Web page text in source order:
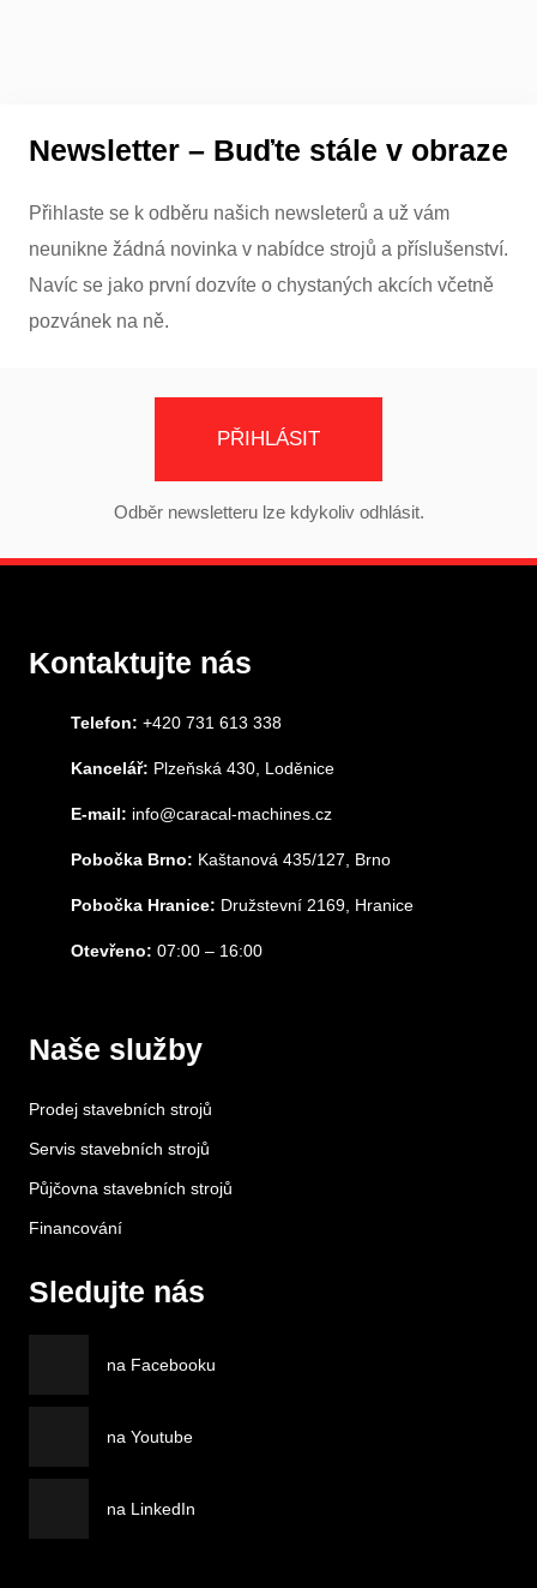
Newsletter – Buďte stále v obraze
Přihlaste se k odběru našich newsleterů a už vám
neunikne žádná novinka v nabídce strojů a příslušenství.
Navíc se jako první dozvíte o chystaných akcích včetně
pozvánek na ně.
PŘIHLÁSIT
Odběr newsletteru lze kdykoliv odhlásit.
Kontaktujte nás
Telefon: +420 731 613 338
Kancelář: Plzeňská 430, Loděnice
E-mail: info@caracal-machines.cz
Pobočka Brno: Kaštanová 435/127, Brno
Pobočka Hranice: Družstevní 2169, Hranice
Otevřeno: 07:00 – 16:00
Naše služby
Prodej stavebních strojů
Servis stavebních strojů
Půjčovna stavebních strojů
Financování
Sledujte nás
na Facebooku
na Youtube
na LinkedIn